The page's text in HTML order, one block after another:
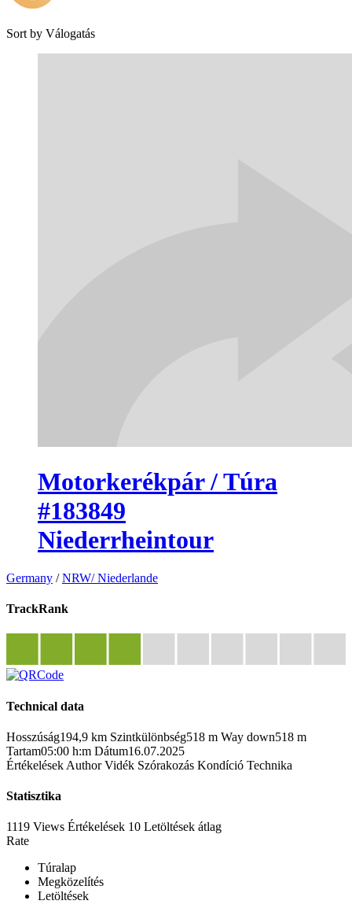
Sort by Válogatás
Motorkerékpár / Túra
#183849
Niederrheintour
Germany /NRW/ Niederlande
TrackRank
Technical data
Hosszúság194,9 km Szintkülönbség518 m Way down518 m
Tartam05:00 h:m Dátum16.07.2025
Értékelések Author Vidék Szórakozás Kondíció Technika
Statisztika
1119 Views Értékelések 10 Letöltések átlag
Rate
Túralap
Megközelítés
Letöltések